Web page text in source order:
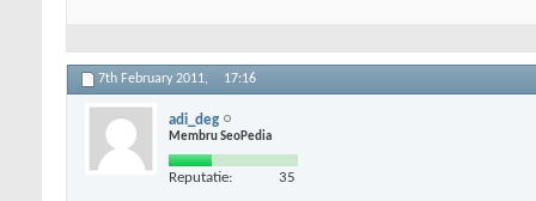
7th February 2011, 17:16
adi_deg
Membru SeoPedia
Reputatie: 35